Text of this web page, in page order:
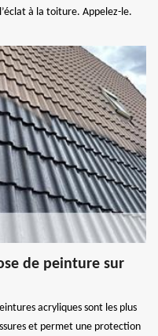
à la toiture. Appelez-le.
de peinture sur
acryliques sont les plus
et permet une protection